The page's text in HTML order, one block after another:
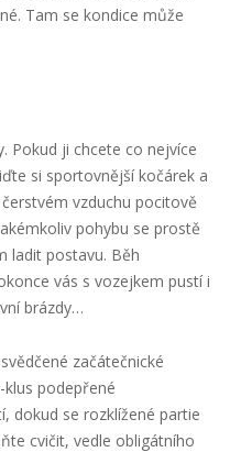
Tam se kondice může
Pokud ji chcete co nejvíce
si sportovnější kočárek a
vzduchu pocitově
pohybu se prostě
ladit postavu. Běh
vás s vozejkem pustí i
brázdy…
začátečnické
podepřené
dokud se rozklížené partie
cvičit, vedle obligátního